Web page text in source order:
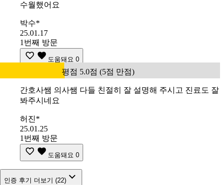
수월했어요
박수*
25.01.17
1번째 방문
도움돼요 0
평점 5.0점 (5점 만점)
간호사쌤 의사쌤 다들 친절히 잘 설명해 주시고 진료도 잘
봐주시네요
허진*
25.01.25
1번째 방문
도움돼요 0
인증 후기 더보기 (22)